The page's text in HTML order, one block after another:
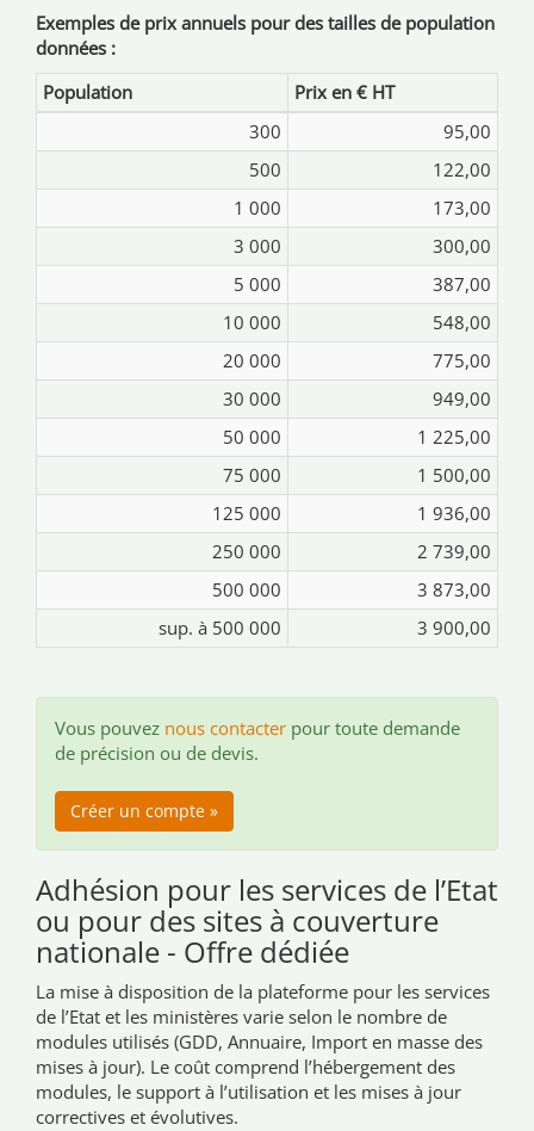
Exemples de prix annuels pour des tailles de population
données :
Population
Prix en € HT
300
95,00
500
122,00
1 000
173,00
3 000
300,00
5 000
387,00
10 000
548,00
20 000
775,00
30 000
949,00
50 000
1 225,00
75 000
1 500,00
125 000
1 936,00
250 000
2 739,00
500 000
3 873,00
sup. à 500 000
3 900,00
Vous pouvez nous contacter pour toute demande
de précision ou de devis.
Créer un compte »
Adhésion pour les services de l’Etat
ou pour des sites à couverture
nationale - Offre dédiée
La mise à disposition de la plateforme pour les services
de l’Etat et les ministères varie selon le nombre de
modules utilisés (GDD, Annuaire, Import en masse des
mises à jour). Le coût comprend l’hébergement des
modules, le support à l’utilisation et les mises à jour
correctives et évolutives.